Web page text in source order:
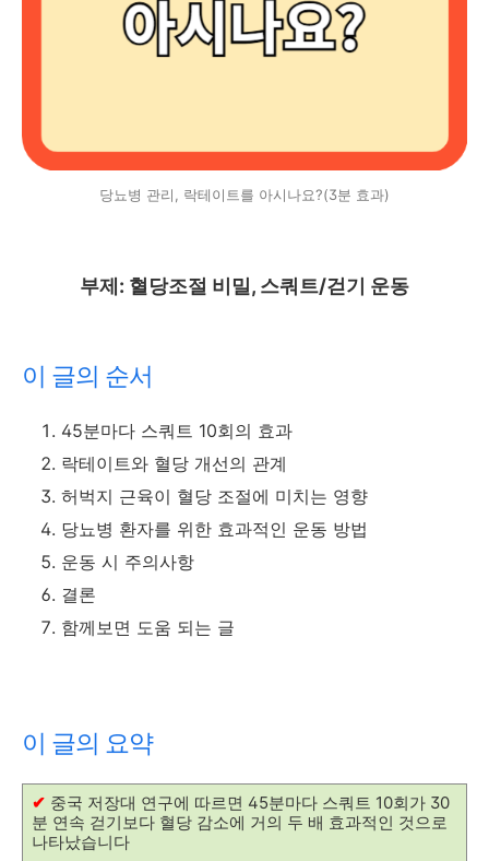
당뇨병 관리, 락테이트를 아시나요?(3분 효과)
부제: 혈당조절 비밀, 스쿼트/걷기 운동
이 글의 순서
45분마다 스쿼트 10회의 효과
락테이트와 혈당 개선의 관계
허벅지 근육이 혈당 조절에 미치는 영향
당뇨병 환자를 위한 효과적인 운동 방법
운동 시 주의사항
결론
함께보면 도움 되는 글
이 글의 요약
✔ 중국 저장대 연구에 따르면 45분마다 스쿼트 10회가 30
분 연속 걷기보다 혈당 감소에 거의 두 배 효과적인 것으로
나타났습니다